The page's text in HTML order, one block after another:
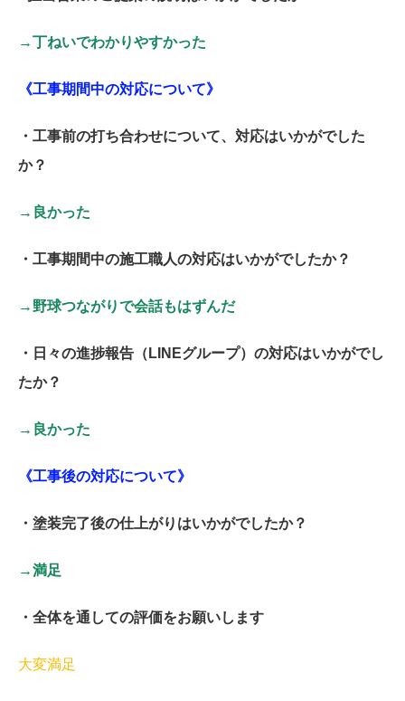
→丁ねいでわかりやすかった
《工事期間中の対応について》
・工事前の打ち合わせについて、対応はいかがでした
か？
→良かった
・工事期間中の施工職人の対応はいかがでしたか？
→野球つながりで会話もはずんだ
・日々の進捗報告（LINEグループ）の対応はいかがでし
たか？
→良かった
《工事後の対応について》
・塗装完了後の仕上がりはいかがでしたか？
→満足
・全体を通しての評価をお願いします
大変満足